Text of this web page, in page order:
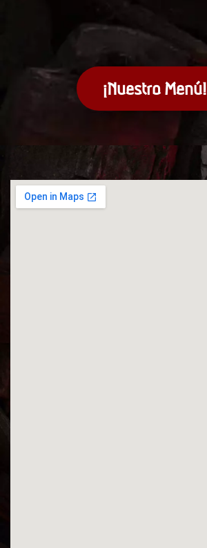
¡Nuestro Menú!